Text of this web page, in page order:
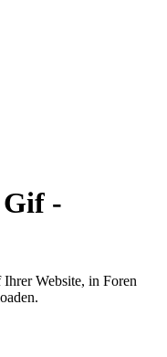
-
Website, in Foren